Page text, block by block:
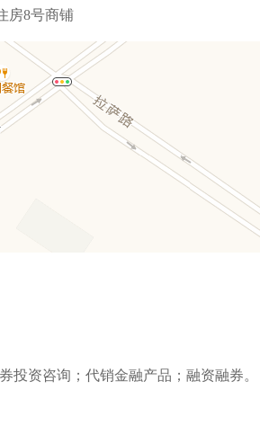
房8号商铺
投资咨询；代销金融产品；融资融券。